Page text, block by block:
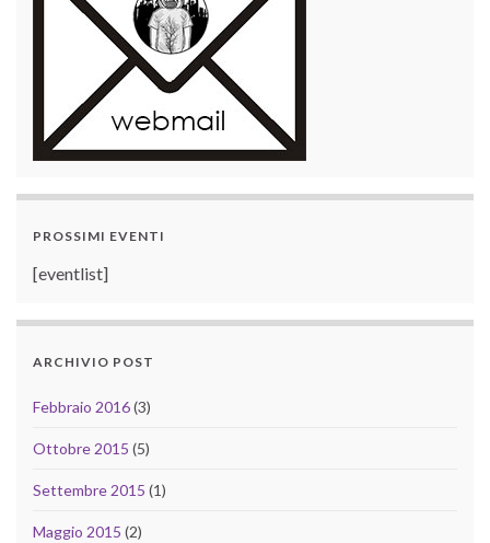
PROSSIMI EVENTI
[eventlist]
ARCHIVIO POST
Febbraio 2016(3)
Ottobre 2015 (5)
Settembre 2015 (1)
Maggio 2015 (2)